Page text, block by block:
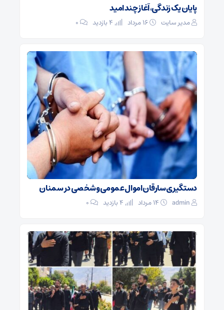
پایان یک زندگی، آغاز چند امید
مدیر سایت ۰
دستگیری سارقان اموال عمومی و شخصی در سمنان
admin ۰